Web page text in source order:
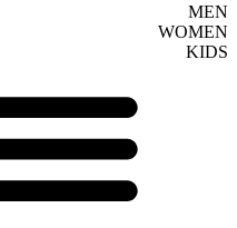
MEN
WOMEN
KIDS